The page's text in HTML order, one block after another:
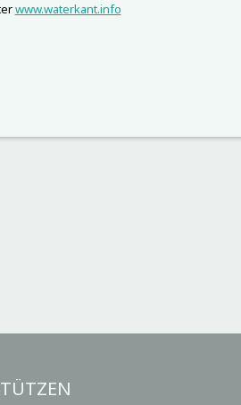
www.waterkant.info